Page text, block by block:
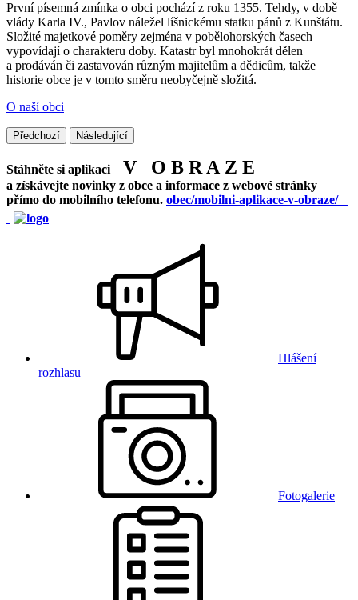
První písemná zmínka o obci pochází z roku 1355. Tehdy, v době
vlády Karla IV., Pavlov náležel líšnickému statku pánů z Kunštátu.
Složité majetkové poměry zejména v pobělohorských časech
vypovídají o charakteru doby. Katastr byl mnohokrát dělen
a prodáván či zastavován různým majitelům a dědicům, takže
historie obce je v tomto směru neobyčejně složitá.
O naší obci
Předchozí Následující
Stáhněte si aplikaci V O B R A Z E
a získávejte novinky z obce a informace z webové stránky
přímo do mobilního telefonu. obec/mobilni-aplikace-v-obraze/
Hlášení
rozhlasu
Fotogalerie